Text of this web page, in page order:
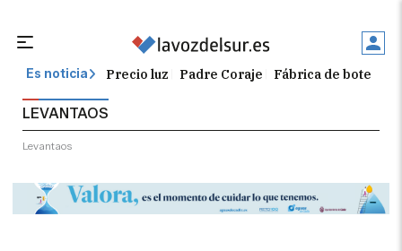
Es noticia Precio luz Padre Coraje Fábrica de botellas
LEVANTAOS
Levantaos